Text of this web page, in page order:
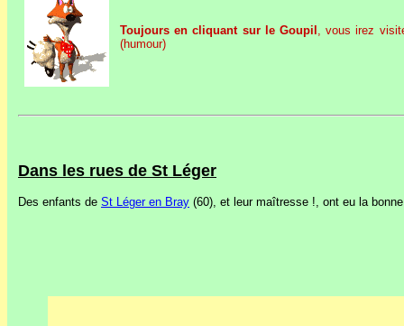
Toujours en cliquant sur le Goupil , vous irez
(humour)
Dans les rues de St Léger
Des enfants de St Léger en Bray (60), et leur maîtresse !, ont eu la